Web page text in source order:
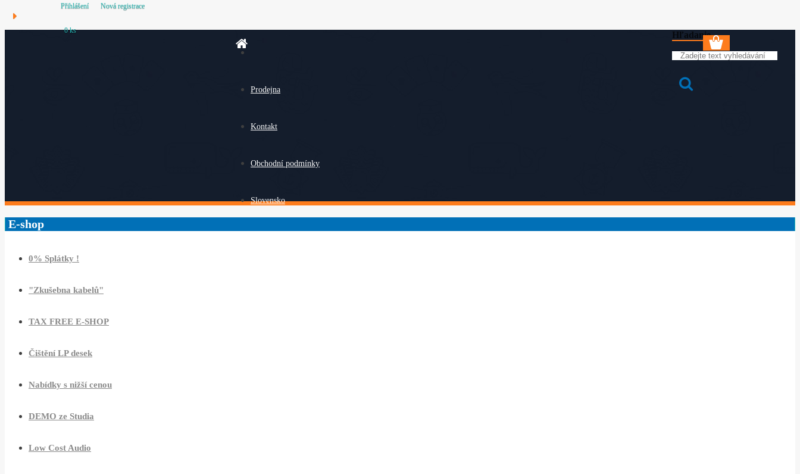
Prodejna
Kontakt
Obchodní podmínky
Slovensko
Hľadanie
Přihlášení Nová registrace
0 ks
E-shop
0% Splátky !
"Zkušebna kabelů"
TAX FREE E-SHOP
Čištění LP desek
Nabídky s nižší cenou
DEMO ze Studia
Low Cost Audio